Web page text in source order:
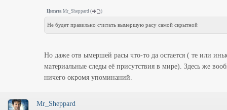
Цитата Mr_Sheppard ( )
Не будет правильно считать вымершую расу самой скрытной
Но даже отв ымершей расы что-то да остается ( те или
материальные следы её присутствия в мире). Здесь же
ничего окромя упоминаний.
Mr_Sheppard